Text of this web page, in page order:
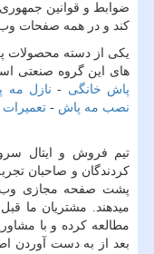
ضوابط و قوانین
کند و در همه صفحات
یکی از دسته محصولات
های این گروه صنعتی
پاش خانگی - نازل مه
نصب مه پاش -
کردندگان و صاحبان
پشت صفحه مجازی وب
میدهند. مشتریان ما
مطالعه کرده و با
بعد از به دست آوردن